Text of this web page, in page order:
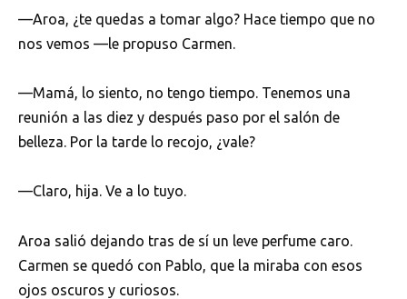
—Aroa, ¿te quedas a tomar algo? Hace tiempo que no
nos vemos —le propuso Carmen.
—Mamá, lo siento, no tengo tiempo. Tenemos una
reunión a las diez y después paso por el salón de
belleza. Por la tarde lo recojo, ¿vale?
—Claro, hija. Ve a lo tuyo.
Aroa salió dejando tras de sí un leve perfume caro.
Carmen se quedó con Pablo, que la miraba con esos
ojos oscuros y curiosos.